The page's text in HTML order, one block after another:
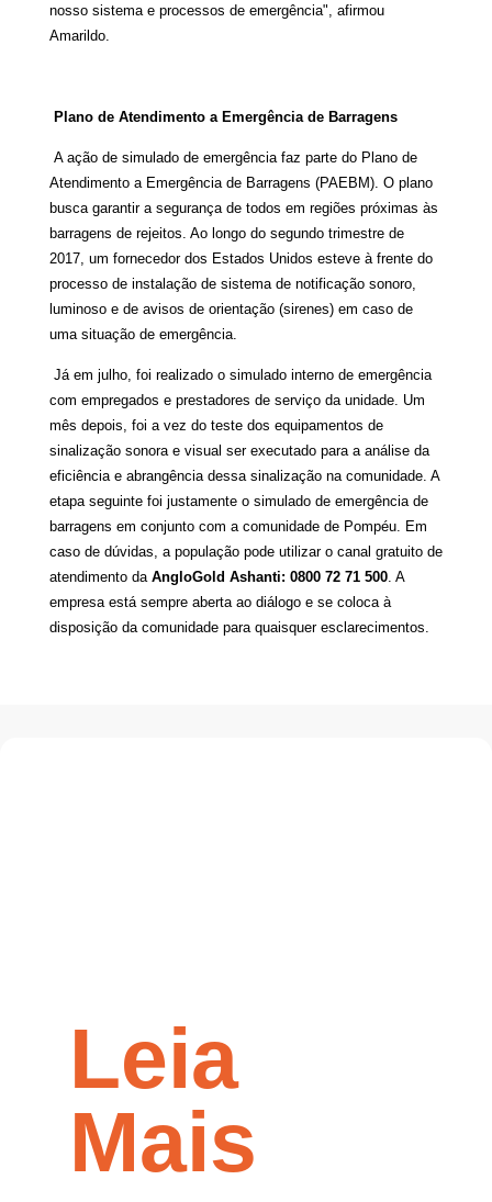
nosso sistema e processos de emergência", afirmou
Amarildo.
Plano de Atendimento a Emergência de Barragens
A ação de simulado de emergência faz parte do Plano de
Atendimento a Emergência de Barragens (PAEBM). O plano
busca garantir a segurança de todos em regiões próximas às
barragens de rejeitos. Ao longo do segundo trimestre de
2017, um fornecedor dos Estados Unidos esteve à frente do
processo de instalação de sistema de notificação sonoro,
luminoso e de avisos de orientação (sirenes) em caso de
uma situação de emergência.
Já em julho, foi realizado o simulado interno de emergência
com empregados e prestadores de serviço da unidade. Um
mês depois, foi a vez do teste dos equipamentos de
sinalização sonora e visual ser executado para a análise da
eficiência e abrangência dessa sinalização na comunidade. A
etapa seguinte foi justamente o simulado de emergência de
barragens em conjunto com a comunidade de Pompéu.
Em
caso de dúvidas, a população pode utilizar o canal gratuito de
atendimento da AngloGold Ashanti: 0800 72 71 500. A
empresa está sempre aberta ao diálogo e se coloca à
disposição da comunidade para quaisquer esclarecimentos.
Leia
Mais